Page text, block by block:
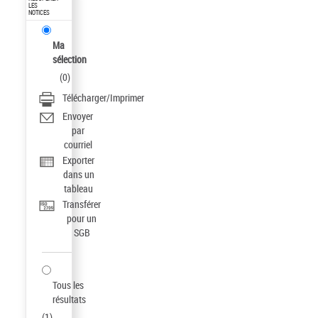
LES
NOTICES
Ma
sélection
(0)
Télécharger/Imprimer
Envoyer
par
courriel
Exporter
dans un
tableau
Transférer
pour un
SGB
Tous les
résultats